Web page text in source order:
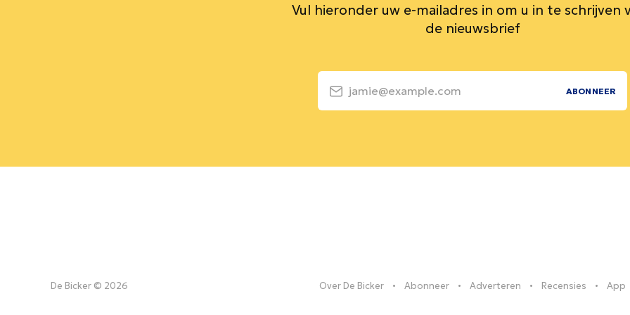
Vul hieronder uw e-mailadres in om u in te schrijven
de nieuwsbrief
jamie@example.com ABONNEER
De Bicker © 2026 Over De Bicker Abonneer Adverteren Recensies App